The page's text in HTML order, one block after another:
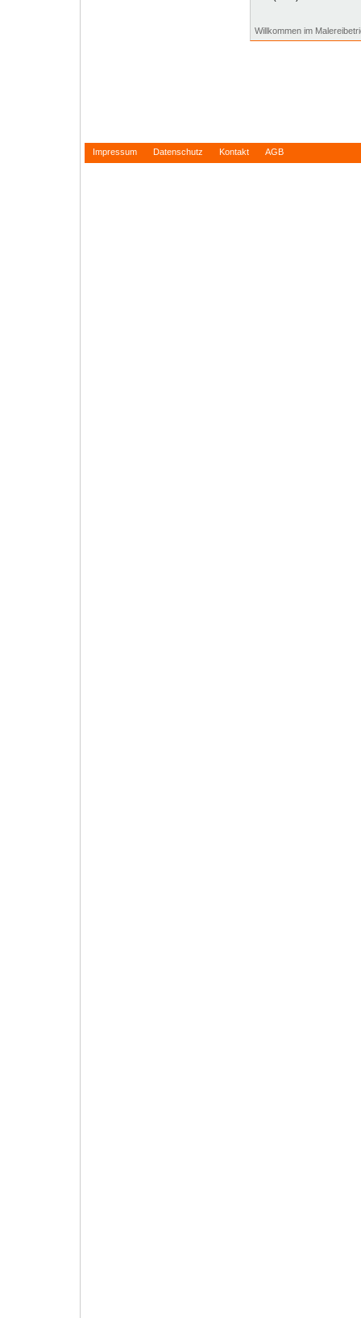
Willkommen im
Impressum Datenschutz Kontakt AGB